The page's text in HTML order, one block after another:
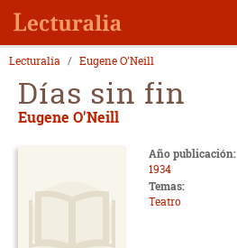
Lecturalia Eugene O'Neill
Días sin fin
Eugene O'Neill
Año publicación:
1934
Temas:
Teatro